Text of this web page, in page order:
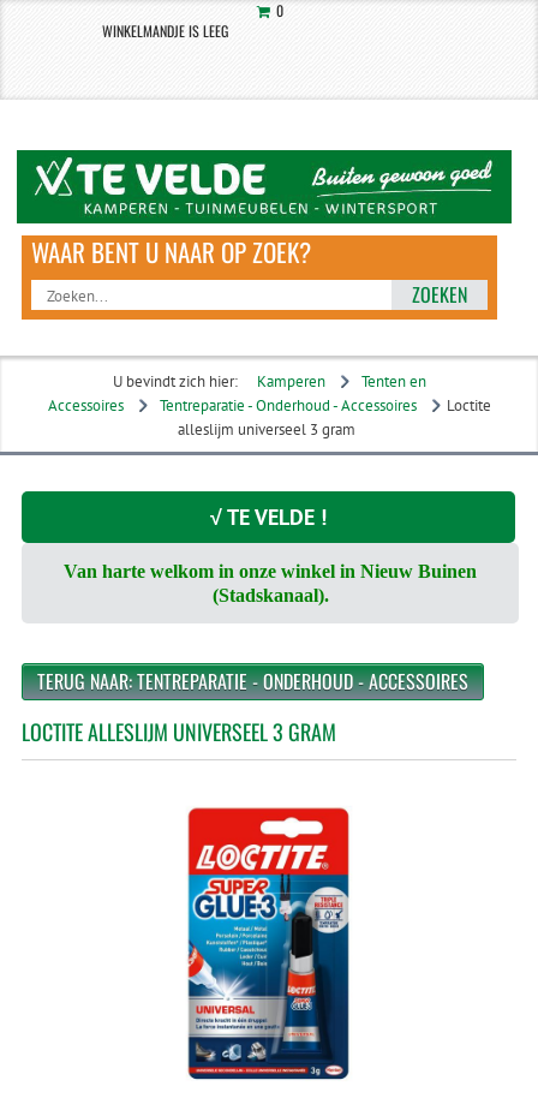
0
WINKELMANDJE IS LEEG
ZOEKEN
U bevindt zich hier: Kamperen
Tenten en
Accessoires
Tentreparatie - Onderhoud - Accessoires
Loctite
alleslijm universeel 3 gram
√ TE VELDE !
Van harte welkom in onze winkel in Nieuw Buinen
(Stadskanaal).
TERUG NAAR: TENTREPARATIE - ONDERHOUD - ACCESSOIRES
LOCTITE ALLESLIJM UNIVERSEEL 3 GRAM